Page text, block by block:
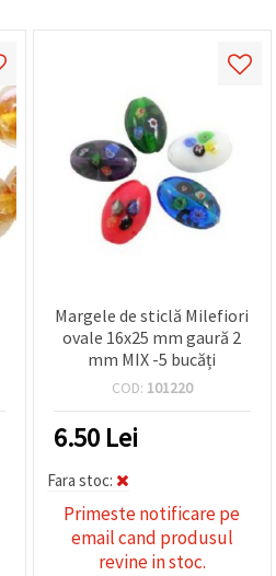
Margele de sticlă Milefiori
ovale 16x25 mm gaură 2
mm MIX -5 bucăți
COD: 101220
6.50 Lei
Fara stoc:
Primeste notificare pe
email cand produsul
revine in stoc.